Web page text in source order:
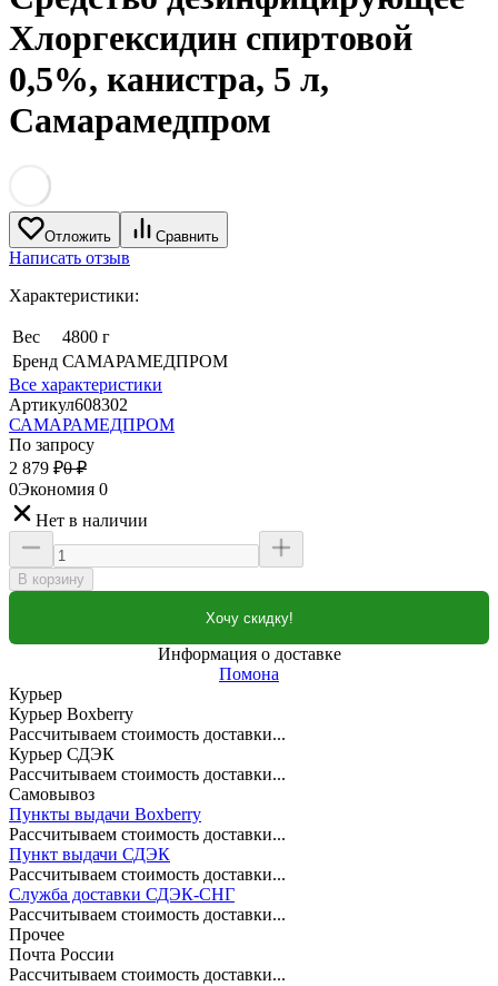
Хлоргексидин спиртовой
0,5%, канистра, 5 л,
Самарамедпром
Отложить Сравнить
Написать отзыв
Характеристики:
Вес
4800 г
Бренд САМАРАМЕДПРОМ
Все характеристики
Артикул608302
САМАРАМЕДПРОМ
По запросу
2 879 ₽0 ₽
0Экономия 0
Нет в наличии
В корзину
Хочу скидку!
Информация о доставке
Помона
Курьер
Курьер Boxberry
Рассчитываем стоимость доставки...
Курьер СДЭК
Рассчитываем стоимость доставки...
Самовывоз
Пункты выдачи Boxberry
Рассчитываем стоимость доставки...
Пункт выдачи СДЭК
Рассчитываем стоимость доставки...
Служба доставки СДЭК-СНГ
Рассчитываем стоимость доставки...
Прочее
Почта России
Рассчитываем стоимость доставки...